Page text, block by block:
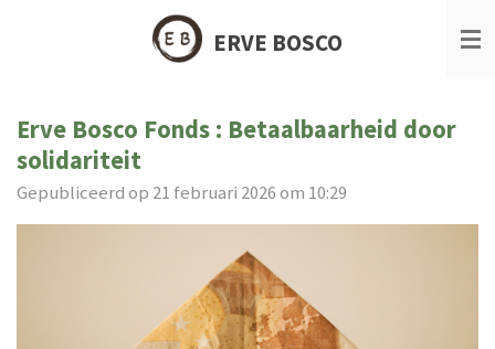
hoofdinhoud
ERVE BOSCO
Erve Bosco Fonds : Betaalbaarheid door
solidariteit
Gepubliceerd op 21 februari 2026 om 10:29